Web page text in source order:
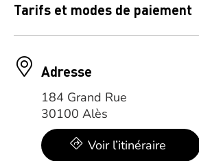
Tarifs et modes de paiement
Adresse
184 Grand Rue
30100 Alès
Voir l’itinéraire